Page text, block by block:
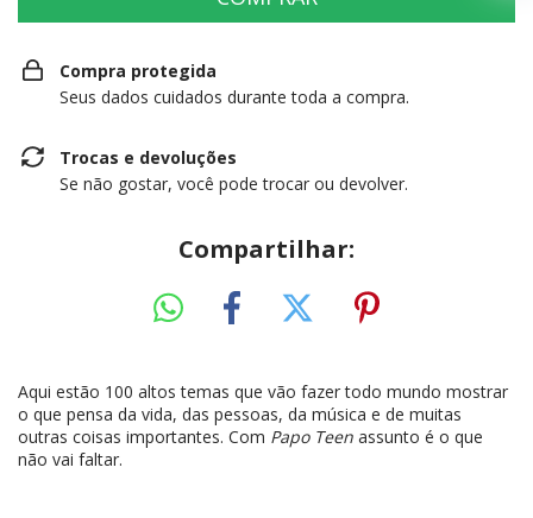
Compra protegida
Seus dados cuidados durante toda a compra.
Trocas e devoluções
Se não gostar, você pode trocar ou devolver.
Compartilhar:
Aqui estão 100 altos temas que vão fazer todo mundo mostrar
o que pensa da vida, das pessoas, da música e de muitas
outras coisas importantes. Com Papo Teen assunto é o que
não vai faltar.